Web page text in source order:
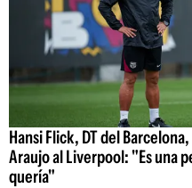
Hansi Flick, DT del
Araujo al Liverpool: "Es una
quería"